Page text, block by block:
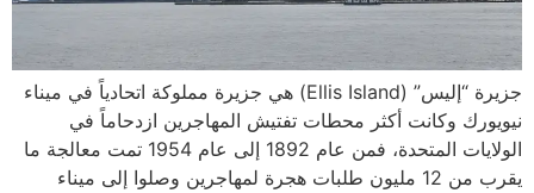
جزيرة “إليس” (Ellis Island) هي جزيرة مملوكة اتحادياً في ميناء
نيويورك وكانت أكثر محطات تفتيش المهاجرين ازدحاماً في
الولايات المتحدة، فمن عام 1892 إلى عام 1954 تمت معالجة ما
يقرب من 12 مليون طلبات هجرة لمهاجرين وصلوا إلى ميناء